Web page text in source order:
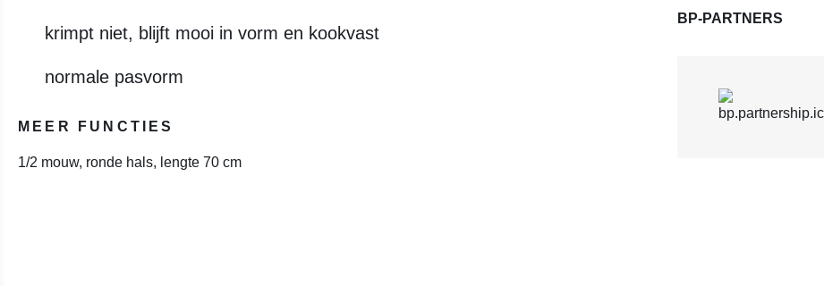
krimpt niet, blijft mooi in vorm en kookvast
normale pasvorm
MEER FUNCTIES
1/2 mouw, ronde hals, lengte 70 cm
BP-PARTNERS